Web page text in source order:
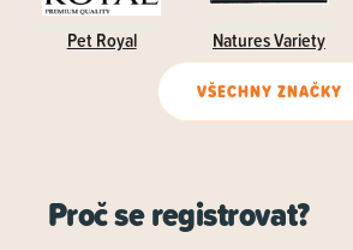
Pet Royal Natures Variety
VŠECHNY ZNAČKY
Proč se registrovat?